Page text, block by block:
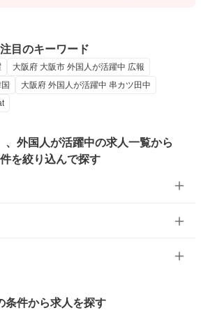
注目のキーワード
大阪府 大阪市 外国人が活躍中 広報
大阪府 外国人が活躍中 串カツ田中
、外国人が活躍中の求人一覧から
を絞り込んで探す
条件から求人を探す